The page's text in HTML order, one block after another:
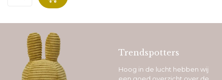
Trendspotters
Hoog in de lucht hebben wij
een goed overzicht over de